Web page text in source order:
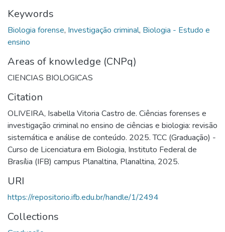
Keywords
Biologia forense, Investigação criminal, Biologia - Estudo e
ensino
Areas of knowledge (CNPq)
CIENCIAS BIOLOGICAS
Citation
OLIVEIRA, Isabella Vitoria Castro de. Ciências forenses e
investigação criminal no ensino de ciências e biologia: revisão
sistemática e análise de conteúdo. 2025. TCC (Graduação) -
Curso de Licenciatura em Biologia, Instituto Federal de
Brasília (IFB) campus Planaltina, Planaltina, 2025.
URI
https://repositorio.ifb.edu.br/handle/1/2494
Collections